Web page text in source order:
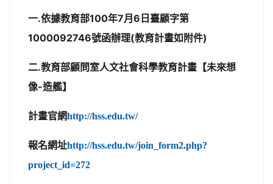
一.依據教育部100年7月6日臺顧字第
1000092746號函辦理(教育計畫如附件)
二.教育部顧問室人文社會科學教育計畫 【未來想
像-造艦】
計畫官網http://hss.edu.tw/
報名網址http://hss.edu.tw/join_form2.php?
project_id=272